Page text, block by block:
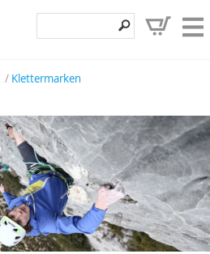
Entdecken
Angebote
Hilfe, Kontakt
Kundenbereich
Klettermarken